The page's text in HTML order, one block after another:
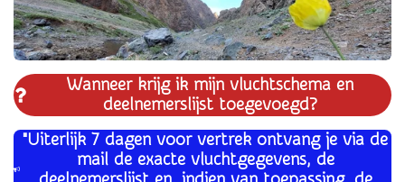
Wanneer krijg ik mijn vluchtschema en
deelnemerslijst toegevoegd?
"Uiterlijk 7 dagen voor vertrek ontvang je via de
mail de exacte vluchtgegevens, de